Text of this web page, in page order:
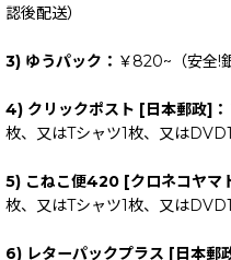
認後配送）
3) ゆうパック： ￥820~（安全!
4) クリックポスト [日本郵政]：
枚、又はTシャツ1枚、又は
5) こねこ便420 [クロネコヤマ
枚、又はTシャツ1枚、又は
6) レターパックプラス [日本郵